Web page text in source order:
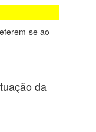
se ao
da sua casa
e
da